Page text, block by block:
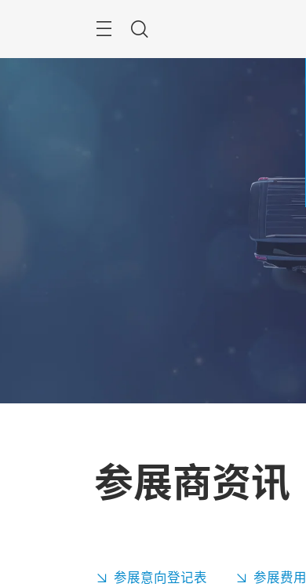
菜
搜
参展商资讯
参展意向登记表 参展费用